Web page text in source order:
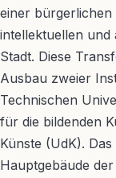
einer
intellektuellen und
Stadt. Diese
Ausbau zweier
Technischen
für die bildenden
Künste (UdK).
Hauptgebäude